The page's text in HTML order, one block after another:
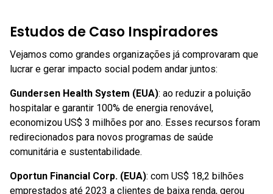
Estudos de Caso Inspiradores
Vejamos como grandes organizações já comprovaram que
lucrar e gerar impacto social podem andar juntos:
Gundersen Health System (EUA): ao reduzir a poluição
hospitalar e garantir 100% de energia renovável,
economizou US$ 3 milhões por ano. Esses recursos foram
redirecionados para novos programas de saúde
comunitária e sustentabilidade.
Oportun Financial Corp. (EUA): com US$ 18,2 bilhões
emprestados até 2023 a clientes de baixa renda, gerou